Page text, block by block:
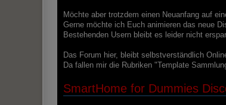
Möchte aber trotzdem einen Neuanfang auf
Gerne möchte ich Euch animieren das neue
Bestehenden Usern bleibt es leider nicht
Das Forum hier, bleibt selbstverständlich
Da fallen mir die Rubriken "Template
SmartHome for Dummies